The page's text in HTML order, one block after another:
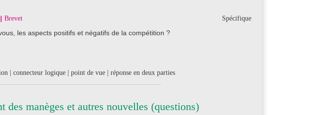
Spécifique
Brevet
les aspects positifs et négatifs de la compétition ?
| connecteur logique | point de vue | réponse en deux parties
des manèges et autres nouvelles (questions)